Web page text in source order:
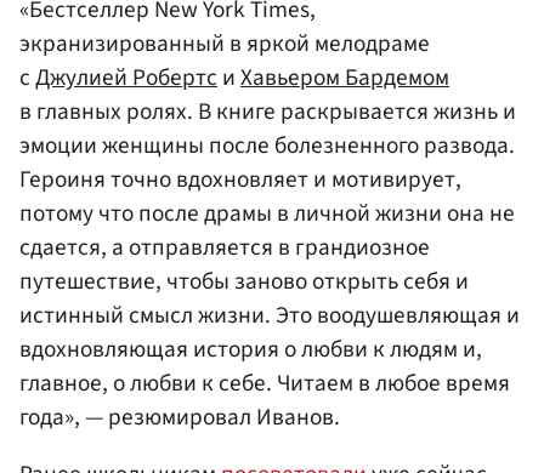
«Бестселлер New York Times,
экранизированный в яркой мелодраме
сДжулией РобертсиХавьером Бардемом
в главных ролях. В книге раскрывается жизнь и
эмоции женщины после болезненного развода.
Героиня точно вдохновляет и мотивирует,
потому что после драмы в личной жизни она не
сдается, а отправляется в грандиозное
путешествие, чтобы заново открыть себя и
истинный смысл жизни. Это воодушевляющая и
вдохновляющая история о любви к людям и,
главное, о любви к себе. Читаем в любое время
года», — резюмировал Иванов.